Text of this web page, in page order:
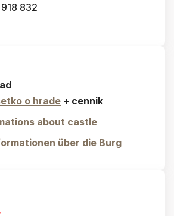
832
o hrade + cennik
about castle
über die Burg